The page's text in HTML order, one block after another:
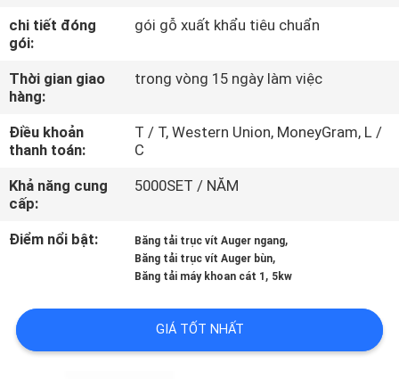
VỀ
CHÚNG
TÔI
THAM
QUAN
NHÀ
KIỂM
SOÁT
chi tiết đóng
gói:
gói gỗ xuất khẩu tiêu chuẩn
Thời gian giao
hàng:
trong vòng 15 ngày làm việc
Điều khoản
thanh toán:
T / T, Western Union, MoneyGram, L /
C
Khả năng cung
cấp:
5000SET / NĂM
Điểm nổi bật: Băng tải trục vít Auger ngang,
Băng tải trục vít Auger bùn,
Băng tải máy khoan cát 1 , 5kw
GIÁ TỐT NHẤT